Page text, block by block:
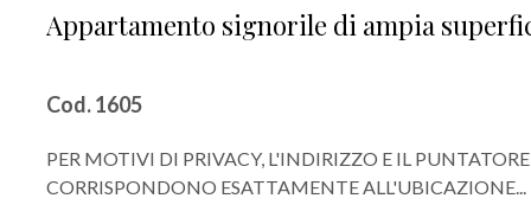
Appartamento signorile di ampia
Cod. 1605
PER MOTIVI DI PRIVACY, L'INDIRIZZO E IL
CORRISPONDONO ESATTAMENTE ALL'UBICAZIONE...